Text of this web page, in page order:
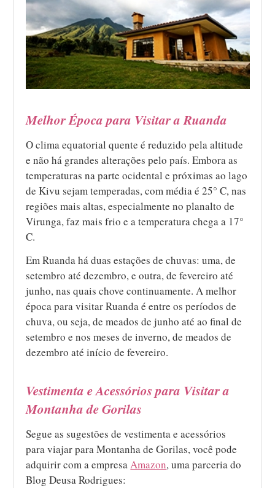
Melhor Época para Visitar a Ruanda
O clima equatorial quente é reduzido pela altitude
e não há grandes alterações pelo país. Embora as
temperaturas na parte ocidental e próximas ao lago
de Kivu sejam temperadas, com média é 25° C, nas
regiões mais altas, especialmente no planalto de
Virunga, faz mais frio e a temperatura chega a 17°
C.
Em Ruanda há duas estações de chuvas: uma, de
setembro até dezembro, e outra, de fevereiro até
junho, nas quais chove continuamente. A melhor
época para visitar Ruanda é entre os períodos de
chuva, ou seja, de meados de junho até ao final de
setembro e nos meses de inverno, de meados de
dezembro até início de fevereiro.
Vestimenta e Acessórios para Visitar a
Montanha de Gorilas
Segue as sugestões de vestimenta e acessórios
para viajar para Montanha de Gorilas, você pode
adquirir com a empresaAmazon, uma parceria do
Blog Deusa Rodrigues: